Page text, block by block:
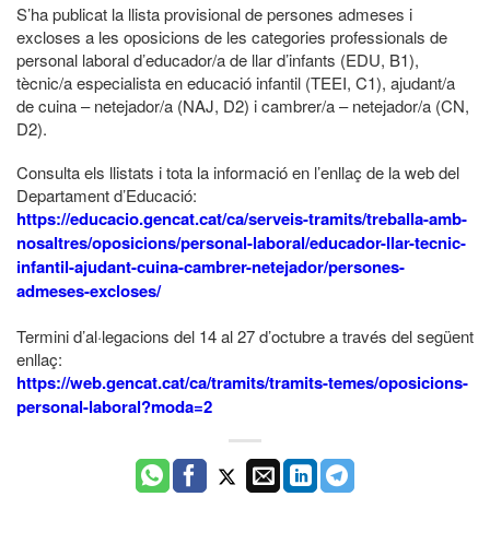
S’ha publicat la llista provisional de persones admeses i
excloses a les oposicions de les categories professionals de
personal laboral d’educador/a de llar d’infants (EDU, B1),
tècnic/a especialista en educació infantil (TEEI, C1), ajudant/a
de cuina – netejador/a (NAJ, D2) i cambrer/a – netejador/a (CN,
D2).
Consulta els llistats i tota la informació en l’enllaç de la web del
Departament d’Educació:
https://educacio.gencat.cat/ca/serveis-tramits/treballa-amb-
nosaltres/oposicions/personal-laboral/educador-llar-tecnic-
infantil-ajudant-cuina-cambrer-netejador/persones-
admeses-excloses/
Termini d’al·legacions del 14 al 27 d’octubre a través del següent
enllaç:
https://web.gencat.cat/ca/tramits/tramits-temes/oposicions-
personal-laboral?moda=2